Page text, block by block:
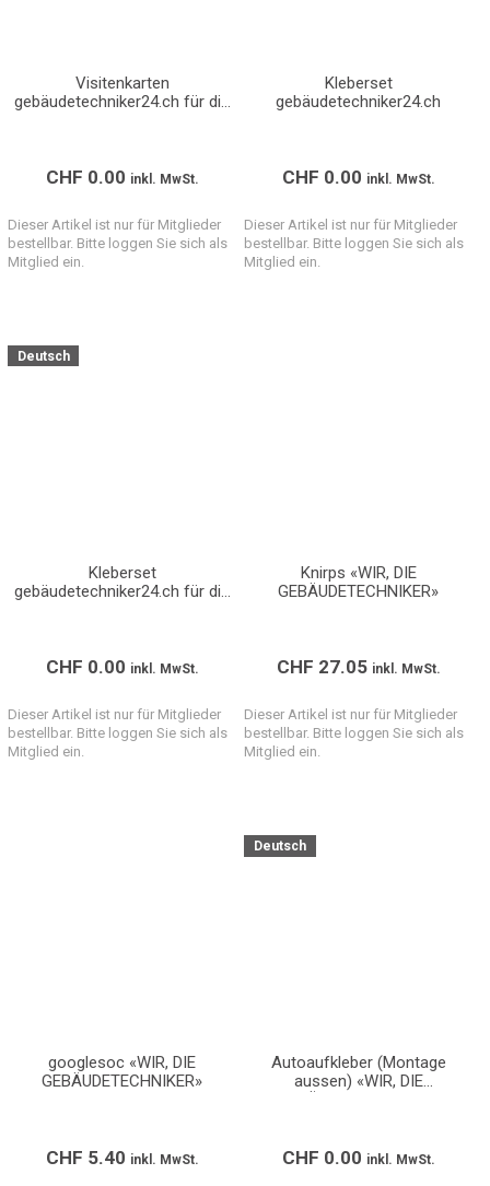
Visitenkarten
gebäudetechniker24.ch für die
CHF 0.00 inkl. MwSt.
Dieser Artikel ist nur für Mitglieder
bestellbar. Bitte loggen Sie sich als
Mitglied ein.
Kleberset
gebäudetechniker24.ch
CHF 0.00 inkl. MwSt.
Dieser Artikel ist nur für Mitglieder
bestellbar. Bitte loggen Sie sich als
Mitglied ein.
Deutsch
Kleberset
gebäudetechniker24.ch für die
CHF 0.00 inkl. MwSt.
Dieser Artikel ist nur für Mitglieder
bestellbar. Bitte loggen Sie sich als
Mitglied ein.
Knirps «WIR, DIE
GEBÄUDETECHNIKER»
CHF 27.05 inkl. MwSt.
Dieser Artikel ist nur für Mitglieder
bestellbar. Bitte loggen Sie sich als
Mitglied ein.
googlesoc «WIR, DIE
GEBÄUDETECHNIKER»
CHF 5.40 inkl. MwSt.
Deutsch
Autoaufkleber (Montage
aussen) «WIR, DIE
CHF 0.00 inkl. MwSt.